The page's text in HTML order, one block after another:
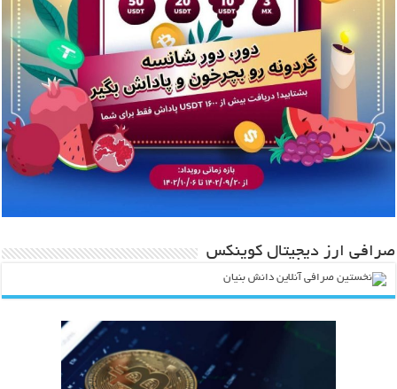
صرافی ارز دیجیتال کوینکس